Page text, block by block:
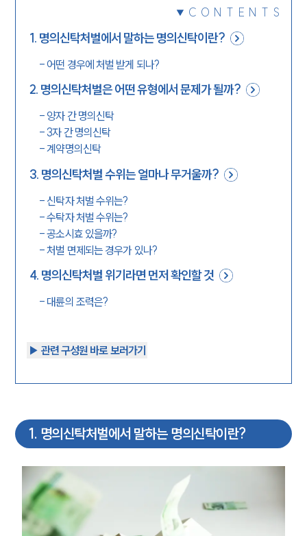
CONTENTS
1. 명의신탁처벌에서 말하는 명의신탁이란?
- 어떤 경우에 처벌 받게 되나?
2. 명의신탁처벌은 어떤 유형에서 문제가 될까?
- 양자 간 명의신탁
- 3자 간 명의신탁
-계약명의신탁
3. 명의신탁처벌 수위는 얼마나 무거울까?
-신탁자 처벌 수위는?
-수탁자 처벌 수위는?
-공소시효 있을까?
-처벌 면제되는 경우가 있나?
4. 명의신탁처벌 위기라면 먼저 확인할 것
- 대륜의 조력은?
▶︎ 관련 구성원 바로 보러가기
1. 명의신탁처벌에서 말하는 명의신탁이란?